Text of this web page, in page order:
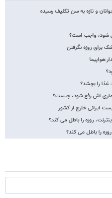
و تازه به سن تکلیف رسیده
شود، واجب است؟
برای روزه نگرفتن
هواپیما
غذا را بچشد؟
اش رفع شود، چیست؟
ایرانی خارج از کشور
روزه را باطل می کند؟
را باطل می کند؟